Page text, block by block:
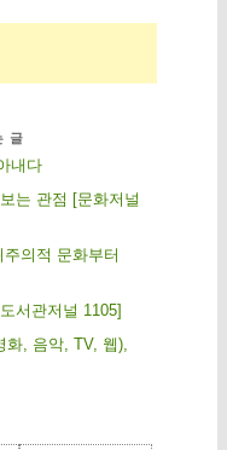
글
내다
는 관점 [문화저널
의적 문화부터
서관저널 1105]
화, 음악, TV, 웹),